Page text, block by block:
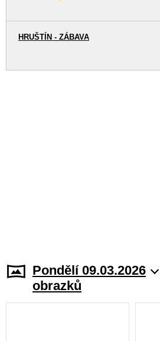
HRUŠTÍN - ZÁBAVA
Pondělí 09.03.2026
obrazků